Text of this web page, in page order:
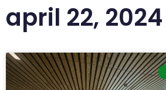
april 22, 2024